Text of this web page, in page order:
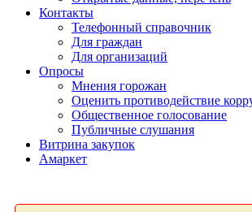
Контакты
Телефонный справочник
Для граждан
Для организаций
Опросы
Мнения горожан
Оценить противодействие
Общественное голосование
Публичные слушания
Витрина закупок
Амаркет